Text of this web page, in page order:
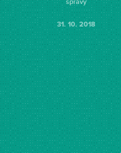
správy
31. 10. 2018